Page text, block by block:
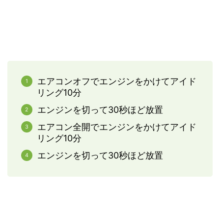
エアコンオフでエンジンをかけてアイド
リング10分
エンジンを切って30秒ほど放置
エアコン全開でエンジンをかけてアイド
リング10分
エンジンを切って30秒ほど放置